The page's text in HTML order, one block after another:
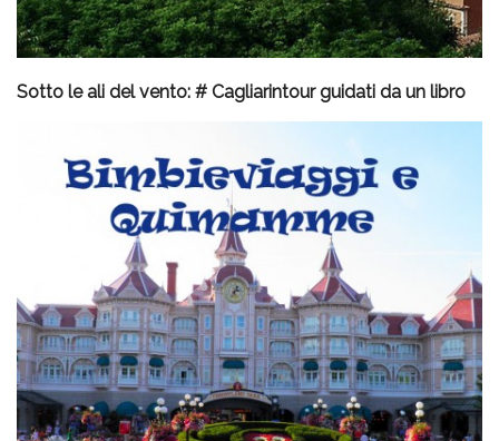
Sotto le ali del vento: # Cagliarintour guidati da un libro